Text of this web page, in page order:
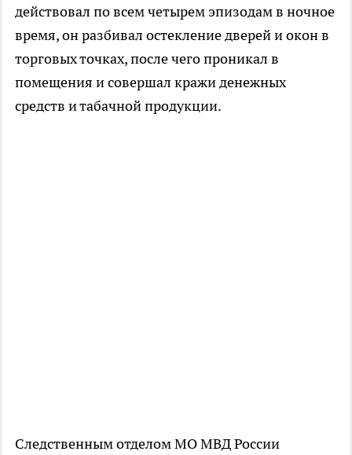
действовал по всем четырем эпизодам в ночное
время, он разбивал остекление дверей и окон в
торговых точках, после чего проникал в
помещения и совершал кражи денежных
средств и табачной продукции.
Следственным отделом МО МВД России